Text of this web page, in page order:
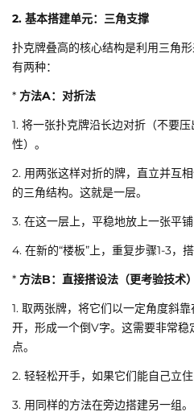
2. 基本搭建单元：三角支撑
扑克牌叠高的核心结构是利用三角
有两种：
* 方法A：对折法
1. 将一张扑克牌沿长边对折（不要
性）。
2. 用两张这样对折的牌，直立并互
的三角结构。这就是一层。
3. 在这一层上，平稳地放上一张平铺
4. 在新的“楼板”上，重复步骤1-3，搭
* 方法B：直接搭设法（更考验技术）
1. 取两张牌，将它们以一定角度斜
开，形成一个倒V字。这需要非常
点。
2. 轻轻松开手，如果它们能自己立住
3. 用同样的方法在旁边搭建另一组。